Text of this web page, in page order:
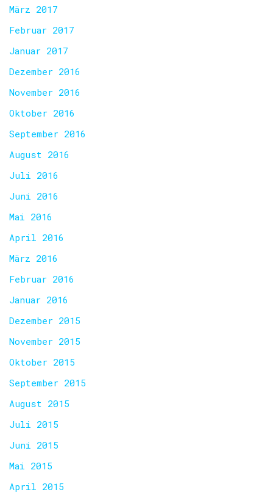
März 2017
Februar 2017
Januar 2017
Dezember 2016
November 2016
Oktober 2016
September 2016
August 2016
Juli 2016
Juni 2016
Mai 2016
April 2016
März 2016
Februar 2016
Januar 2016
Dezember 2015
November 2015
Oktober 2015
September 2015
August 2015
Juli 2015
Juni 2015
Mai 2015
April 2015